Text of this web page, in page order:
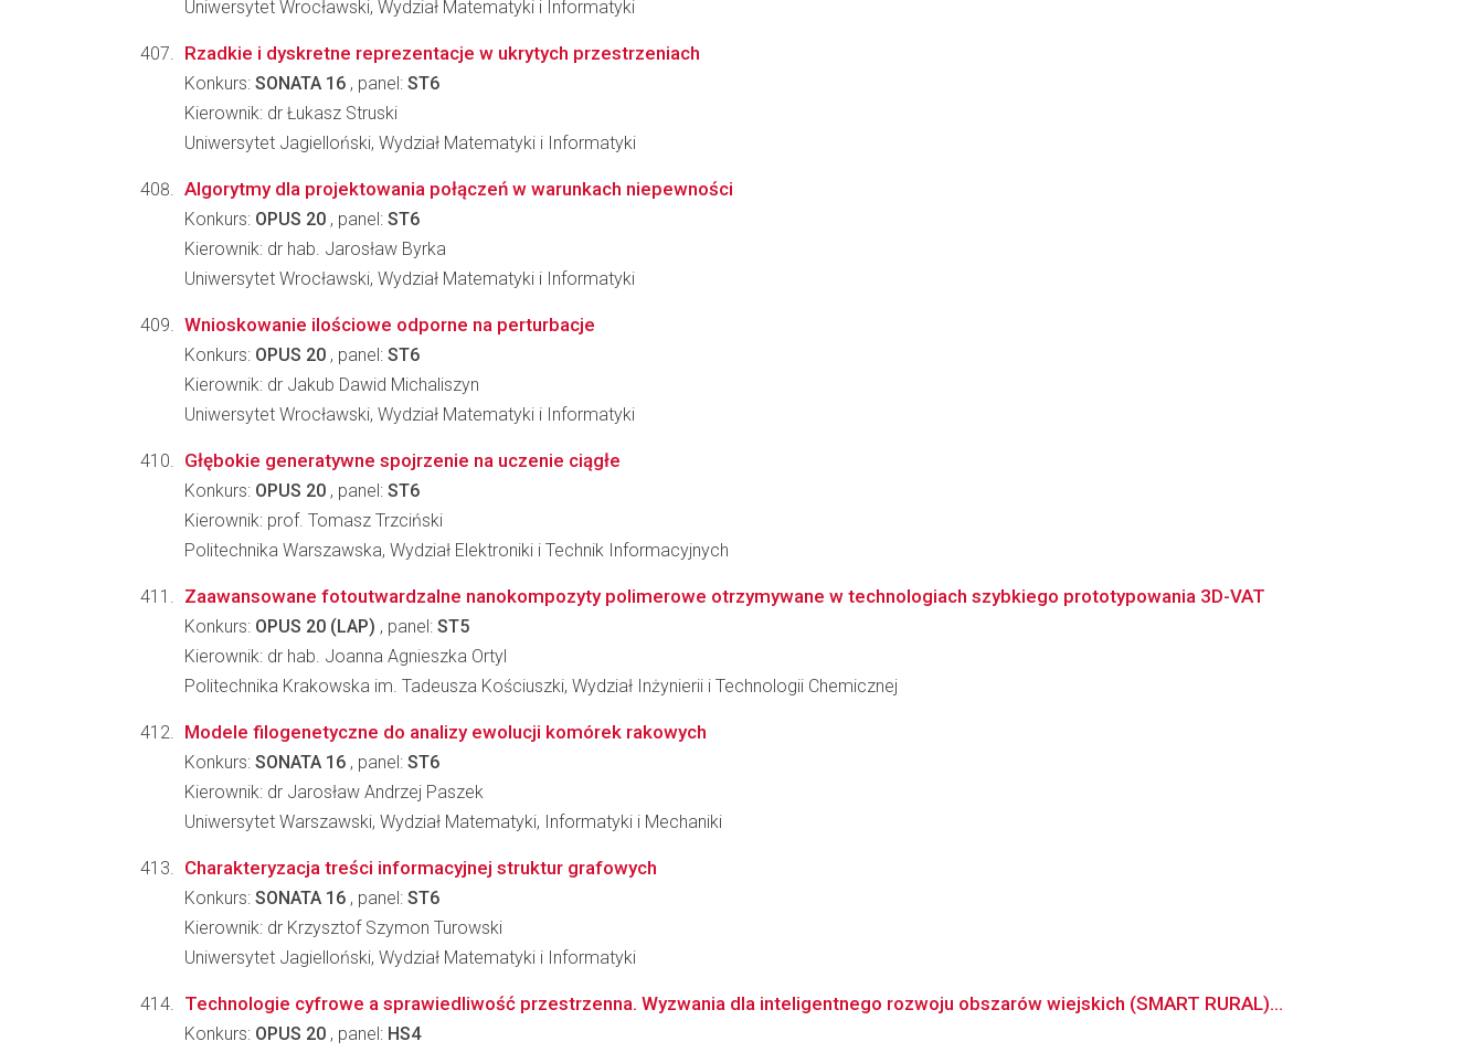
Uniwersytet Wrocławski, Wydział Matematyki i Informatyki
Rzadkie i dyskretne reprezentacje w ukrytych przestrzeniach
Konkurs: SONATA 16 , panel: ST6
Kierownik: dr Łukasz Struski
Uniwersytet Jagielloński, Wydział Matematyki i Informatyki
Algorytmy dla projektowania połączeń w warunkach niepewności
Konkurs: OPUS 20 , panel: ST6
Kierownik: dr hab. Jarosław Byrka
Uniwersytet Wrocławski, Wydział Matematyki i Informatyki
Wnioskowanie ilościowe odporne na perturbacje
Konkurs: OPUS 20 , panel: ST6
Kierownik: dr Jakub Dawid Michaliszyn
Uniwersytet Wrocławski, Wydział Matematyki i Informatyki
Głębokie generatywne spojrzenie na uczenie ciągłe
Konkurs: OPUS 20 , panel: ST6
Kierownik: prof. Tomasz Trzciński
Politechnika Warszawska, Wydział Elektroniki i Technik Informacyjnych
Zaawansowane fotoutwardzalne nanokompozyty polimerowe otrzymywane w technologiach szybkiego prototypowania 3D-VAT
Konkurs: OPUS 20 (LAP) , panel: ST5
Kierownik: dr hab. Joanna Agnieszka Ortyl
Politechnika Krakowska im. Tadeusza Kościuszki, Wydział Inżynierii i Technologii Chemicznej
Modele filogenetyczne do analizy ewolucji komórek rakowych
Konkurs: SONATA 16 , panel: ST6
Kierownik: dr Jarosław Andrzej Paszek
Uniwersytet Warszawski, Wydział Matematyki, Informatyki i Mechaniki
Charakteryzacja treści informacyjnej struktur grafowych
Konkurs: SONATA 16 , panel: ST6
Kierownik: dr Krzysztof Szymon Turowski
Uniwersytet Jagielloński, Wydział Matematyki i Informatyki
Technologie cyfrowe a sprawiedliwość przestrzenna. Wyzwania dla inteligentnego rozwoju obszarów wiejskich (SMART RURAL)...
Konkurs: OPUS 20 , panel: HS4